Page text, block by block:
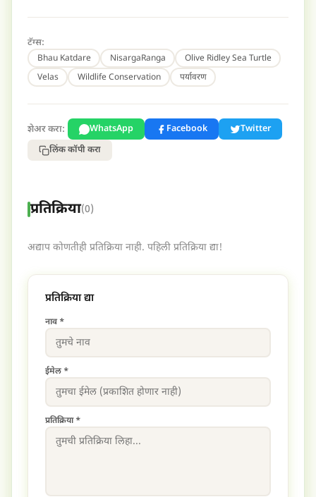
टॅग्स:
Bhau Katdare
NisargaRanga
Olive Ridley Sea Turtle
Velas
Wildlife Conservation पर्यावरण
शेअर करा: WhatsApp Facebook
Twitter
लिंक कॉपी करा
प्रतिक्रिया(0)
अद्याप कोणतीही प्रतिक्रिया नाही. पहिली प्रतिक्रिया द्या!
प्रतिक्रिया द्या
नाव *
ईमेल *
प्रतिक्रिया *